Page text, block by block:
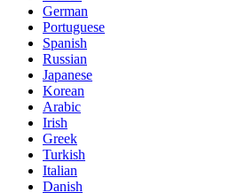
German
Portuguese
Spanish
Russian
Japanese
Korean
Arabic
Irish
Greek
Turkish
Italian
Danish